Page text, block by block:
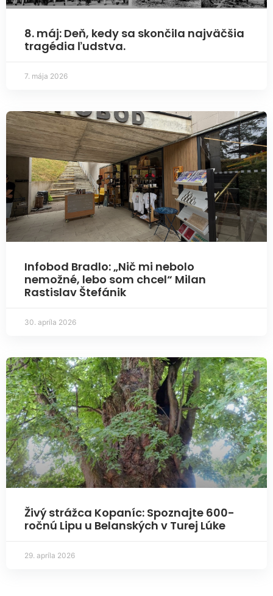
8. máj: Deň, kedy sa skončila najväčšia
tragédia ľudstva.
7. mája 2026
Infobod Bradlo: „Nič mi nebolo
nemožné, lebo som chcel“ Milan
Rastislav Štefánik
30. apríla 2026
Živý strážca Kopaníc: Spoznajte 600-
ročnú Lipu u Belanských v Turej Lúke
29. apríla 2026